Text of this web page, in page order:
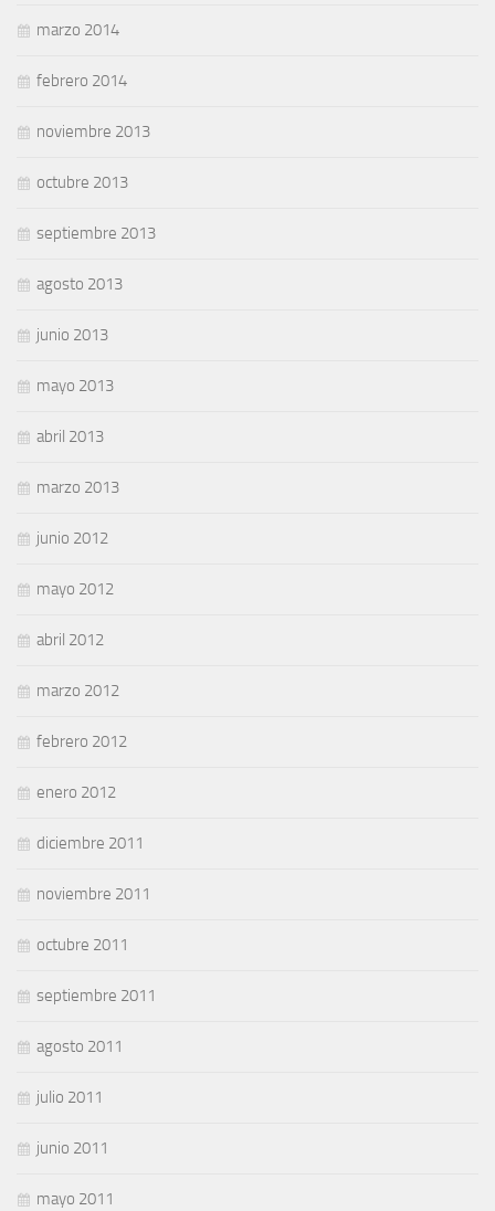
marzo 2014
febrero 2014
noviembre 2013
octubre 2013
septiembre 2013
agosto 2013
junio 2013
mayo 2013
abril 2013
marzo 2013
junio 2012
mayo 2012
abril 2012
marzo 2012
febrero 2012
enero 2012
diciembre 2011
noviembre 2011
octubre 2011
septiembre 2011
agosto 2011
julio 2011
junio 2011
mayo 2011